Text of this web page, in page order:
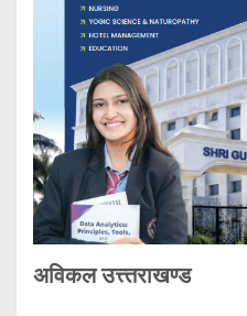
अविकल उत्त्तराखण्ड